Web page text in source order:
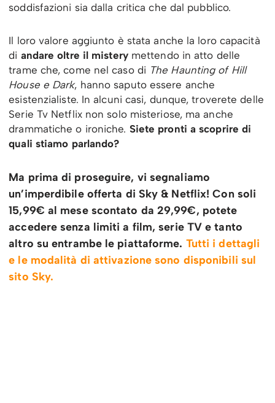
soddisfazioni sia dalla critica che dal pubblico.
Il loro valore aggiunto è stata anche la loro capacità
di andare oltre il mistery mettendo in atto delle
trame che, come nel caso di The Haunting of Hill
House e Dark, hanno saputo essere anche
esistenzialiste. In alcuni casi, dunque, troverete delle
Serie Tv Netflix non solo misteriose, ma anche
drammatiche o ironiche. Siete pronti a scoprire di
quali stiamo parlando?
Ma prima di proseguire, vi segnaliamo
un’imperdibile offerta di Sky & Netflix! Con soli
15,99€ al mese scontato da 29,99€, potete
accedere senza limiti a film, serie TV e tanto
altro su entrambe le piattaforme. Tutti i dettagli
e le modalità di attivazione sono disponibili sul
sito Sky.